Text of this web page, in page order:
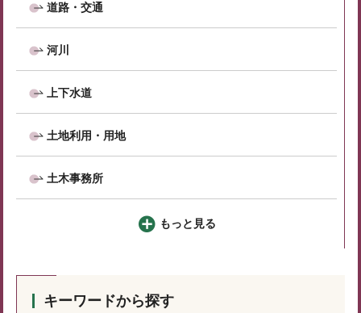
道路・交通
河川
上下水道
土地利用・用地
土木事務所
もっと見る
キーワードから探す